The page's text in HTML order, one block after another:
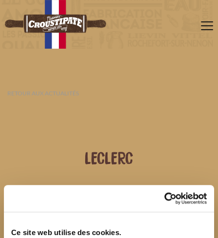
Ce site web utilise des cookies.
RETOUR AUX ACTUALITÉS
LECLERC